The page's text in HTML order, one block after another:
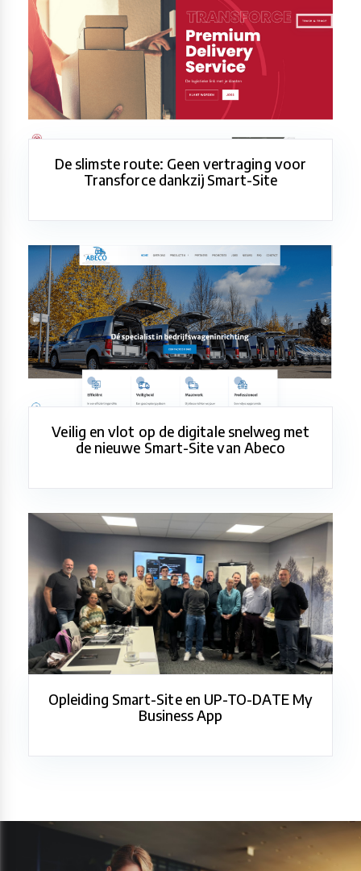
De slimste route: Geen vertraging voor
Transforce dankzij Smart-Site
Veilig en vlot op de digitale snelweg met
de nieuwe Smart-Site van Abeco
Opleiding Smart-Site en UP-TO-DATE My
Business App